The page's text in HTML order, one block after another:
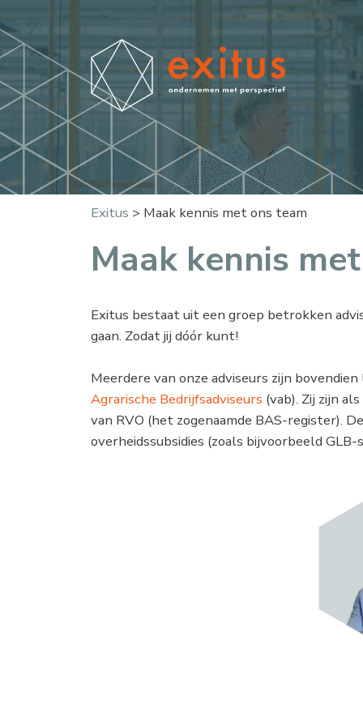
Exitus > Maak kennis met ons team
Maak kennis
Exitus bestaat uit een groep betrokken
gaan. Zodat jij dóór kunt!
Meerdere van onze adviseurs zijn
Agrarische Bedrijfsadviseurs (vab). Zij zijn
van RVO (het zogenaamde BAS-register).
overheidssubsidies (zoals bijvoorbeeld